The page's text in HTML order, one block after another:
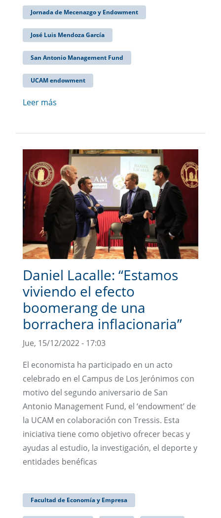
Jornada de Mecenazgo y Endowment
José Luis Mendoza García
San Antonio Management Fund
UCAM endowment
Leer más
Daniel Lacalle: “Estamos
viviendo el efecto
boomerang de una
borrachera inflacionaria”
Jue, 15/12/2022 - 17:03
El economista ha participado en un acto
celebrado en el Campus de Los Jerónimos con
motivo del segundo aniversario de San
Antonio Management Fund, el ‘endowment’ de
la UCAM en colaboración con Tressis. Esta
iniciativa tiene como objetivo ofrecer becas y
ayudas al estudio, la investigación, el deporte y
entidades benéficas
Facultad de Economía y Empresa